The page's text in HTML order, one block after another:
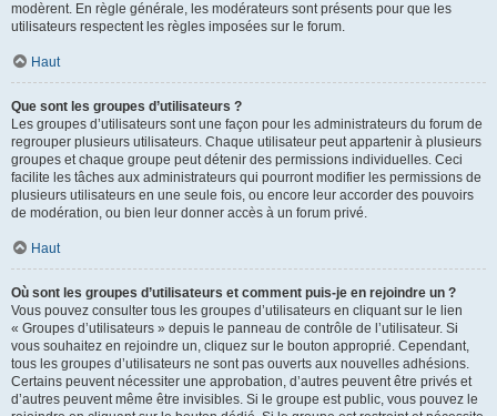
modèrent. En règle générale, les modérateurs sont présents pour que les
utilisateurs respectent les règles imposées sur le forum.
Haut
Que sont les groupes d’utilisateurs ?
Les groupes d’utilisateurs sont une façon pour les administrateurs du forum de
regrouper plusieurs utilisateurs. Chaque utilisateur peut appartenir à plusieurs
groupes et chaque groupe peut détenir des permissions individuelles. Ceci
facilite les tâches aux administrateurs qui pourront modifier les permissions de
plusieurs utilisateurs en une seule fois, ou encore leur accorder des pouvoirs
de modération, ou bien leur donner accès à un forum privé.
Haut
Où sont les groupes d’utilisateurs et comment puis-je en rejoindre un ?
Vous pouvez consulter tous les groupes d’utilisateurs en cliquant sur le lien
« Groupes d’utilisateurs » depuis le panneau de contrôle de l’utilisateur. Si
vous souhaitez en rejoindre un, cliquez sur le bouton approprié. Cependant,
tous les groupes d’utilisateurs ne sont pas ouverts aux nouvelles adhésions.
Certains peuvent nécessiter une approbation, d’autres peuvent être privés et
d’autres peuvent même être invisibles. Si le groupe est public, vous pouvez le